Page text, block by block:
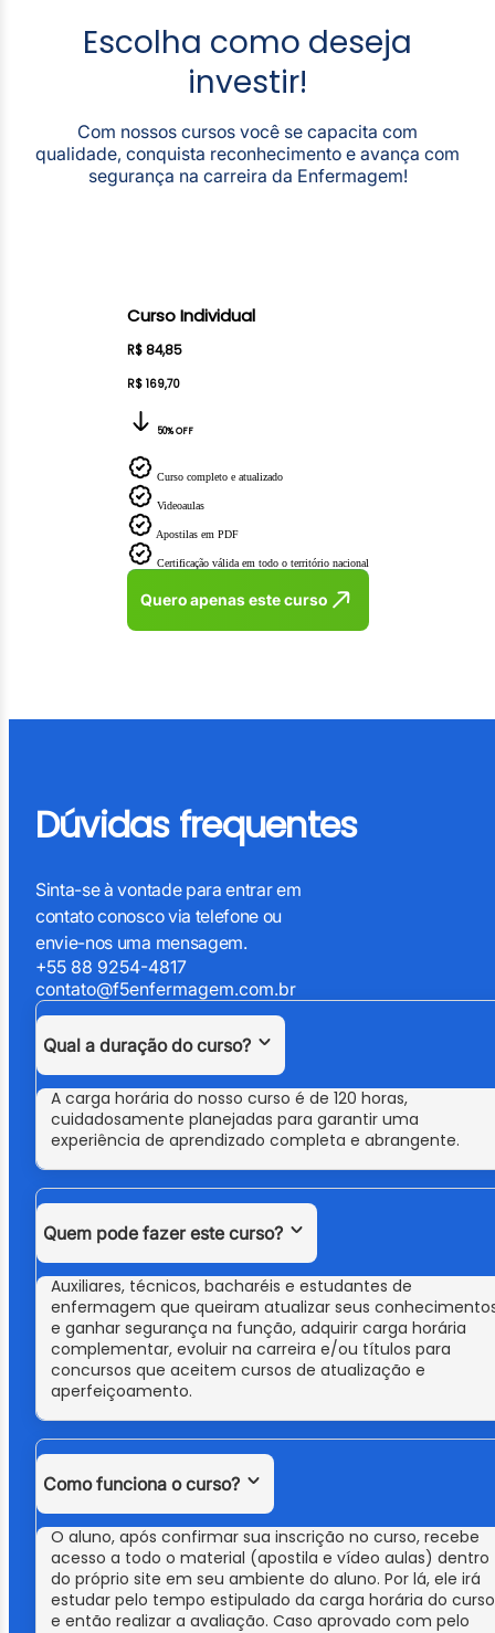
Escolha como deseja
investir!
Com nossos cursos você se capacita com
qualidade, conquista reconhecimento e avança com
segurança na carreira da Enfermagem!
Curso Individual
R$ 84,85
R$ 169,70
50% OFF
Curso completo e atualizado
Videoaulas
Apostilas em PDF
Certificação válida em todo o território nacional
Quero apenas este curso
Dúvidas frequentes
Sinta-se à vontade para entrar em
contato conosco via telefone ou
envie-nos uma mensagem.
+55 88 9254-4817
contato@f5enfermagem.com.br
Qual a duração do curso?
A carga horária do nosso curso é de 120 horas,
cuidadosamente planejadas para garantir uma
experiência de aprendizado completa e abrangente.
Quem pode fazer este curso?
Auxiliares, técnicos, bacharéis e estudantes de
enfermagem que queiram atualizar seus
e ganhar segurança na função, adquirir carga horária
complementar, evoluir na carreira e/ou títulos para
concursos que aceitem cursos de atualização e
aperfeiçoamento.
Como funciona o curso?
O aluno, após confirmar sua inscrição no curso, recebe
acesso a todo o material (apostila e vídeo aulas) dentro
do próprio site em seu ambiente do aluno. Por lá, ele irá
estudar pelo tempo estipulado da carga horária do curso
e então realizar a avaliação. Caso aprovado com pelo